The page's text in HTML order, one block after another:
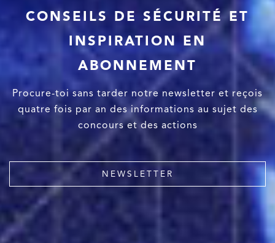
CONSEILS DE SÉCURITÉ ET
INSPIRATION EN
ABONNEMENT
Procure-toi sans tarder notre newsletter et reçois
quatre fois par an des informations au sujet des
concours et des actions
NEWSLETTER